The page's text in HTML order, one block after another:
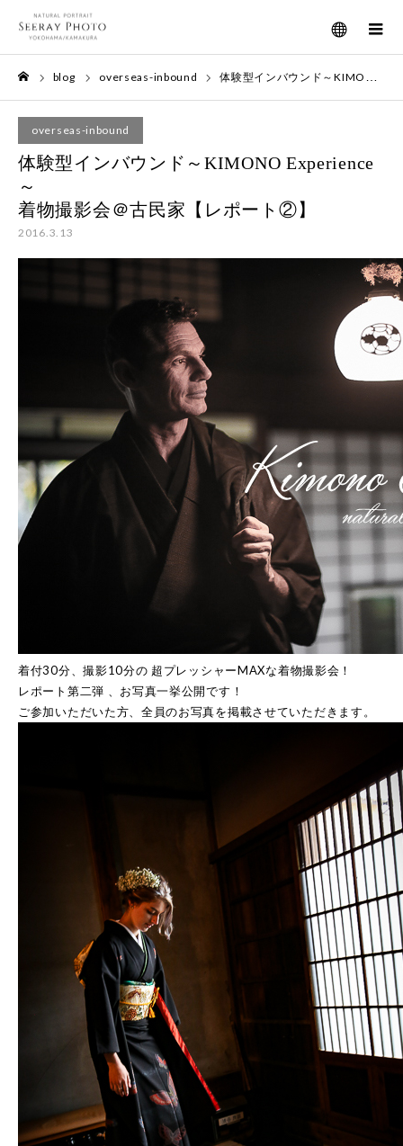
メニュー
blog overseas-inbound 体験型インバウンド～KIMONO Experience～着物撮影会＠古民家【レポート②】
overseas-inbound
体験型インバウンド～KIMONO Experience
～
着物撮影会＠古民家【レポート②】
2016.3.13
着付30分、撮影10分の 超プレッシャーMAXな着物撮影会！
レポート第二弾 、お写真一挙公開です！
ご参加いただいた方、全員のお写真を掲載させていただきます。